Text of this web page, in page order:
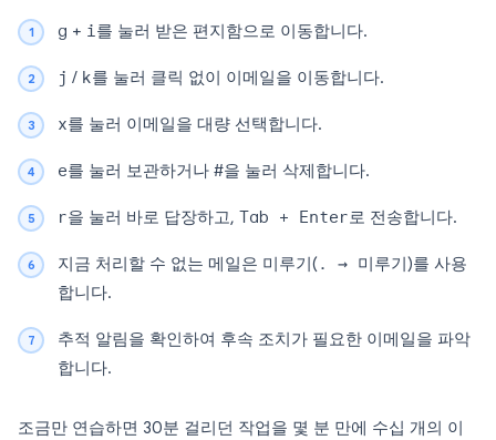
g + i를 눌러 받은 편지함으로 이동합니다.
j / k를 눌러 클릭 없이 이메일을 이동합니다.
x를 눌러 이메일을 대량 선택합니다.
e를 눌러 보관하거나 #을 눌러 삭제합니다.
r을 눌러 바로 답장하고, Tab + Enter로 전송합니다.
지금 처리할 수 없는 메일은 미루기( . → 미루기 )를 사용
합니다.
추적 알림을 확인하여 후속 조치가 필요한 이메일을 파악
합니다.
조금만 연습하면 30분 걸리던 작업을 몇 분 만에 수십 개의 이